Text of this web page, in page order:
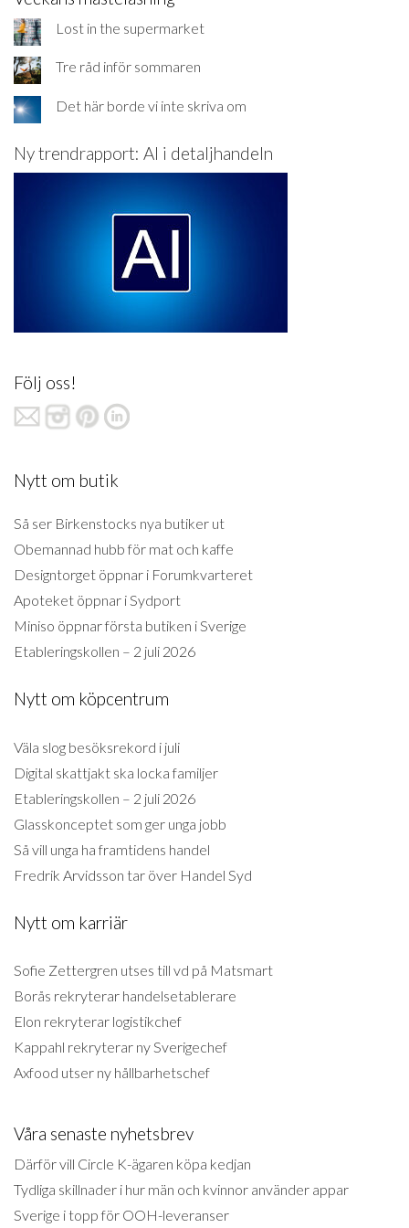
Lost in the supermarket
Tre råd inför sommaren
Det här borde vi inte skriva om
Ny trendrapport: AI i detaljhandeln
Följ oss!
Nytt om butik
Så ser Birkenstocks nya butiker ut
Obemannad hubb för mat och kaffe
Designtorget öppnar i Forumkvarteret
Apoteket öppnar i Sydport
Miniso öppnar första butiken i Sverige
Etableringskollen – 2 juli 2026
Nytt om köpcentrum
Väla slog besöksrekord i juli
Digital skattjakt ska locka familjer
Etableringskollen – 2 juli 2026
Glasskonceptet som ger unga jobb
Så vill unga ha framtidens handel
Fredrik Arvidsson tar över Handel Syd
Nytt om karriär
Sofie Zettergren utses till vd på Matsmart
Borås rekryterar handelsetablerare
Elon rekryterar logistikchef
Kappahl rekryterar ny Sverigechef
Axfood utser ny hållbarhetschef
Våra senaste nyhetsbrev
Därför vill Circle K-ägaren köpa kedjan
Tydliga skillnader i hur män och kvinnor använder appar
Sverige i topp för OOH-leveranser